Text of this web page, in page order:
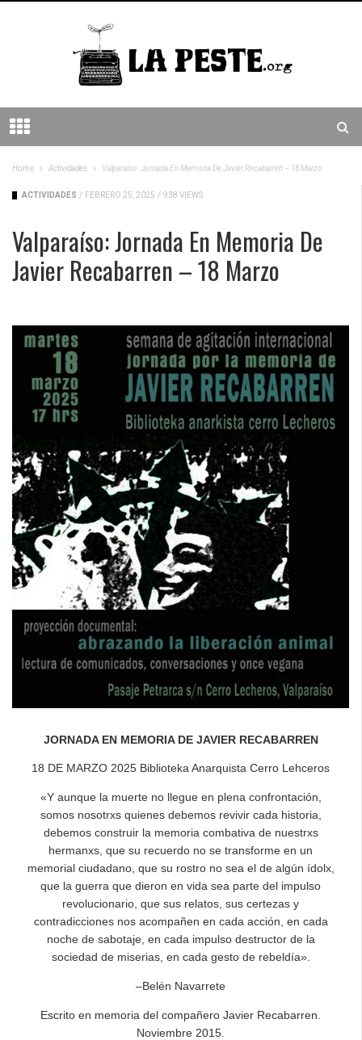
Home Actividades Valparaíso: Jornada En Memoria De Javier Recabarren – 18 Marzo
ACTIVIDADES / FEBRERO 25, 2025 / 938 VIEWS
Valparaíso: Jornada En Memoria De
Javier Recabarren – 18 Marzo
JORNADA EN MEMORIA DE JAVIER RECABARREN
18 DE MARZO 2025 Biblioteka Anarquista Cerro Lehceros
«Y aunque la muerte no llegue en plena confrontación,
somos nosotrxs quienes debemos revivir cada historia,
debemos construir la memoria combativa de nuestrxs
hermanxs, que su recuerdo no se transforme en un
memorial ciudadano, que su rostro no sea el de algún ídolx,
que la guerra que dieron en vida sea parte del impulso
revolucionario, que sus relatos, sus certezas y
contradicciones nos acompañen en cada acción, en cada
noche de sabotaje, en cada impulso destructor de la
sociedad de miserias, en cada gesto de rebeldía».
–Belén Navarrete
Escrito en memoria del compañero Javier Recabarren.
Noviembre 2015.